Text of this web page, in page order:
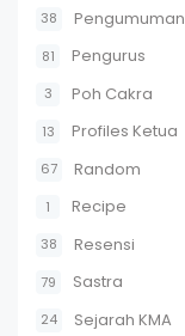
38 Pengumuman
81 Pengurus
3 Poh Cakra
13 Profiles Ketua
67 Random
1 Recipe
38 Resensi
79 Sastra
24 Sejarah KMA